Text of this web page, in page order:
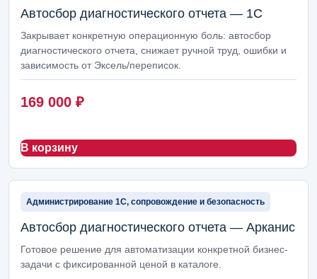
Маркетинг и реклама
1С: установка и настройка
Фиксированные работы 1С
Настройка рекламы
Пакеты внедрения 4
Поддержка маркетплейсов
Автосбор диагностического отчета — 1С
Закрывает конкретную операционную боль: автосбор
диагностического отчета, снижает ручной труд, ошибки и
зависимость от Эксель/переписок.
169 000 ₽
В корзину
Администрирование 1С, сопровождение и безопасность
Автосбор диагностического отчета — Арканис
Готовое решение для автоматизации конкретной бизнес-
задачи с фиксированной ценой в каталоге.